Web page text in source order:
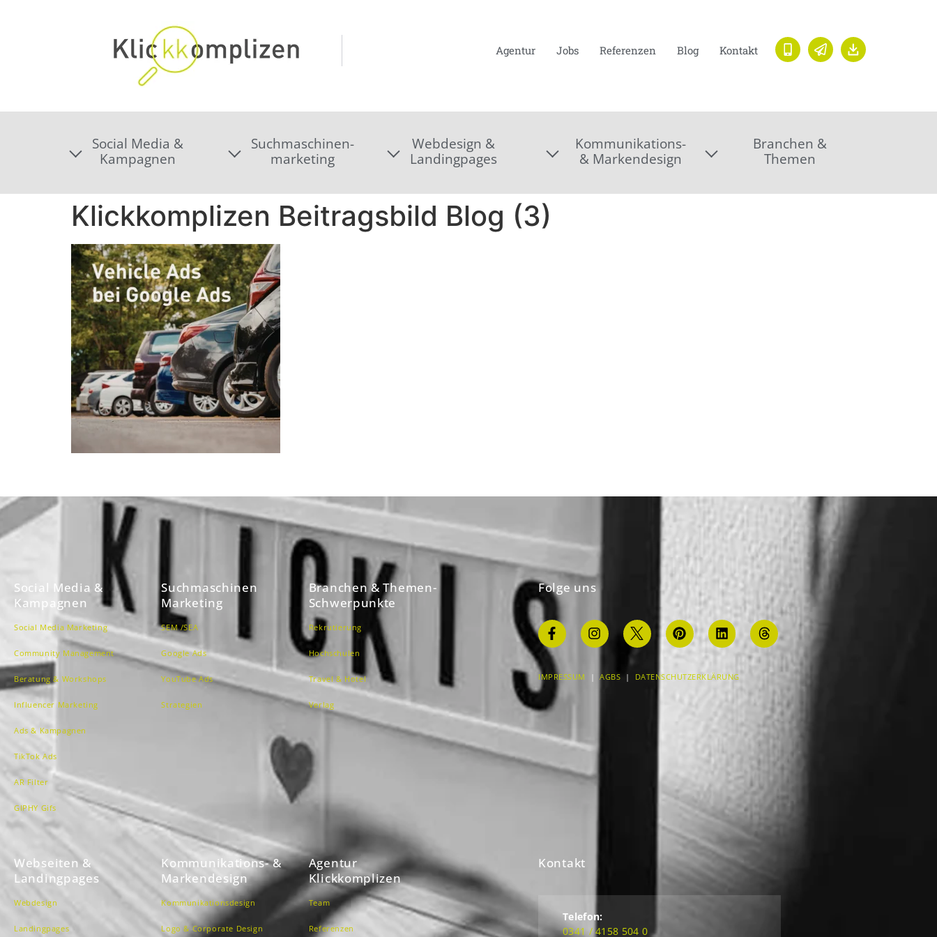
Agentur Jobs Referenzen Blog Kontakt
Social Media &
Kampagnen
Suchmaschinen-
marketing
Webdesign &
Landingpages
Kommunikations-
& Markendesign
Branchen &
Themen
Klickkomplizen Beitragsbild Blog (3)
Social Media &
Kampagnen
Social Media Marketing
Community Management
Beratung & Workshops
Influencer Marketing
Ads & Kampagnen
TikTok Ads
AR Filter
GIPHY Gifs
Suchmaschinen
Marketing
SEM /SEA
Google Ads
YouTube Ads
Strategien
Branchen & Themen-
Schwerpunkte
Rekrutierung
Hochschulen
Travel & Hotel
Verlag
Folge uns
IMPRESSUM | AGBS | DATENSCHUTZERKLÄRUNG
Webseiten &
Landingpages
Webdesign
Landingpages
Kommunikations- &
Markendesign
Kommunikationsdesign
Logo & Corporate Design
Agentur
Klickkomplizen
Team
Referenzen
Kontakt
Telefon:
0341 / 4158 504 0